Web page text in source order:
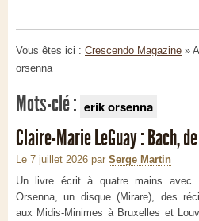
Vous êtes ici : Crescendo Magazine »
orsenna
Mots-clé : erik orsenna
Claire-Marie LeGuay : Bach,
Le 7 juillet 2026 par Serge Martin
Un livre écrit à quatre mains avec
Orsenna, un disque (Mirare), des
aux Midis-Minimes à Bruxelles et